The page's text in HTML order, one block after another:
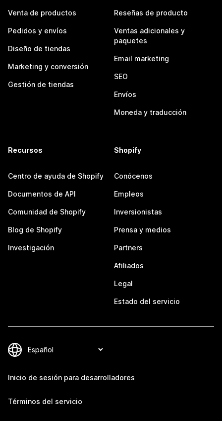
Venta de productos
Pedidos y envíos
Diseño de tiendas
Marketing y conversión
Gestión de tiendas
Reseñas de producto
Ventas adicionales y
paquetes
Email marketing
SEO
Envíos
Moneda y traducción
Recursos
Centro de ayuda de Shopify
Documentos de API
Comunidad de Shopify
Blog de Shopify
Investigación
Shopify
Conócenos
Empleos
Inversionistas
Prensa y medios
Partners
Afiliados
Legal
Estado del servicio
Inicio de sesión para desarrolladores
Términos del servicio